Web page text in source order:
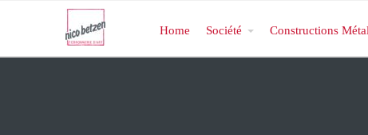
Home Société Constructions